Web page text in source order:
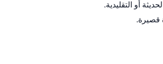
أو التقليدية.
قصيرة.